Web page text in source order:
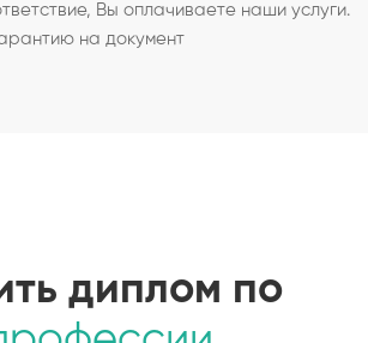
Вы оплачиваете наши услуги.
на документ
диплом по